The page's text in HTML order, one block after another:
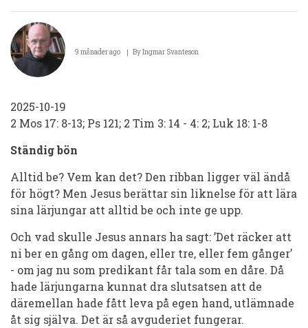
Predikan
29
söndagen
året
2025
9 månader ago ByIngmar Svanteson
2025-10-19
2 Mos 17: 8-13; Ps 121; 2 Tim 3: 14 - 4: 2; Luk 18: 1-8
Ständig bön
Alltid be? Vem kan det? Den ribban ligger väl ändå
för högt? Men Jesus berättar sin liknelse för att lära
sina lärjungar att alltid be och inte ge upp.
Och vad skulle Jesus annars ha sagt: ’Det räcker att
ni ber en gång om dagen, eller tre, eller fem gånger’
- om jag nu som predikant får tala som en dåre. Då
hade lärjungarna kunnat dra slutsatsen att de
däremellan hade fått leva på egen hand, utlämnade
åt sig själva. Det är så avguderiet fungerar.